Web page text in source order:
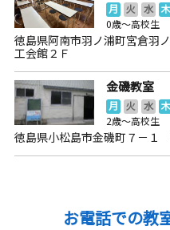
月 火 水 木
0歳～高校生
徳島県阿南市羽ノ浦町宮倉羽
工会館２Ｆ
金磯教室
月 火 水 木
2歳～高校生
徳島県小松島市金磯町７－
お電話での教